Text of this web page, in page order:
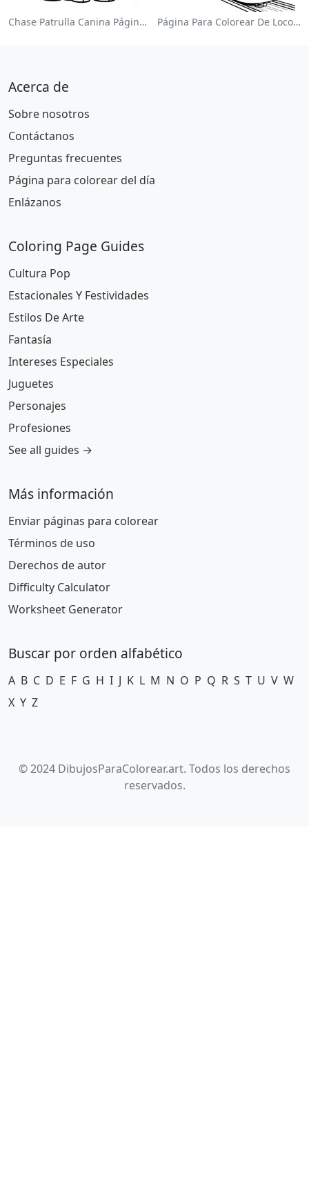
Chase Patrulla Canina Página Para Colorear Página Para Colorear De Locomotora Colorida
Acerca de
Sobre nosotros
Contáctanos
Preguntas frecuentes
Página para colorear del día
Enlázanos
Coloring Page Guides
Cultura Pop
Estacionales Y Festividades
Estilos De Arte
Fantasía
Intereses Especiales
Juguetes
Personajes
Profesiones
See all guides →
Más información
Enviar páginas para colorear
Términos de uso
Derechos de autor
Difficulty Calculator
Worksheet Generator
Buscar por orden alfabético
A B C D E F G H I J K L M N O P Q R S T U V W
X Y Z
© 2024 DibujosParaColorear.art. Todos los derechos
reservados.